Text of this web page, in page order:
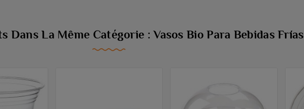
Dans La Même Catégorie : Vasos Bio Para Bebidas Frías